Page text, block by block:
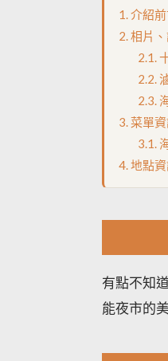
介紹
相片
菜單資
地點資
有點不知
能夜市的